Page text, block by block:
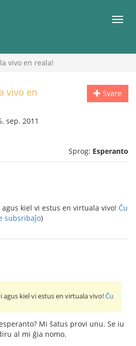
vivo en reala!
Svare
vivo en
sep. 2011
Sprog: Esperanto
kiel vi estus en virtuala vivo! Ĉu
subsribaĵo)
agus kiel vi estus en virtuala vivo!Ĉu
Mi ŝatus provi unu. Se iu
al mi ĝia nomo.